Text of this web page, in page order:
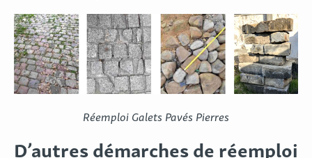
Réemploi Galets Pavés Pierres
D’autres démarches de réemploi